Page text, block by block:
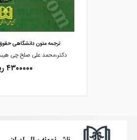
مشاهده و خرید
ترجمه متون دانشگاهی حقوق 1 «مقدمه ای
دکتر،محمد علی صلح چی
۴۳۰۰۰۰۰ ریال